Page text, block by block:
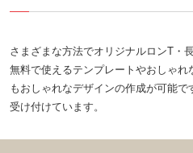
さまざまな方法でオリジナルロンT・
無料で使えるテンプレートやおしゃ
もおしゃれなデザインの作成が可能
受け付けています。